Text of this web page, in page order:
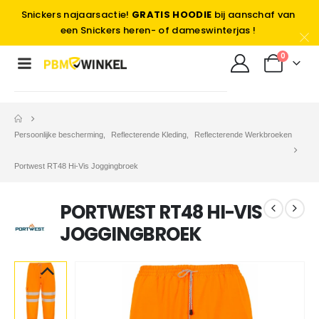
Snickers najaarsactie! GRATIS HOODIE bij aanschaf van
een Snickers heren- of dameswinterjas !
0
Persoonlijke bescherming Reflecterende Kleding Reflecterende Werkbroeken
Portwest RT48 Hi-Vis Joggingbroek
PORTWEST RT48 HI-VIS
JOGGINGBROEK